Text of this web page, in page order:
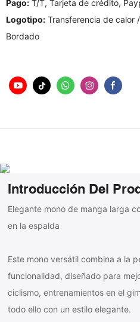
Pago: T/T, Tarjeta de crédito,
Logotipo: Transferencia de calor
Bordado
Introducción Del
Elegante mono de manga larga
en la espalda
Este mono versátil combina a la
funcionalidad, diseñado para
ciclismo, entrenamientos en el
todo ello con un estilo elegante.